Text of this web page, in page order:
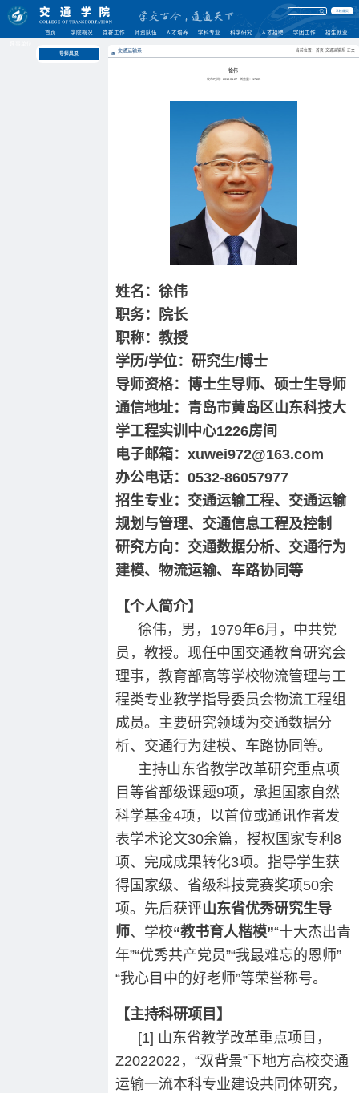
学校首页
首页 学院概况 党群工作 师资队伍 人才培养 学科专业 科学研究 人才招聘 学团工作 招生就业
导师风采
交通运输系 当前位置：首页-交通运输系-正文
徐伟
发布时间：2018-01-27 浏览量：17105
姓名：徐伟
职务：院长
职称：教授
学历/学位：研究生/博士
导师资格：博士生导师、硕士生导师
通信地址：青岛市黄岛区山东科技大
学工程实训中心1226房间
电子邮箱：xuwei972@163.com
办公电话：0532-86057977
招生专业：交通运输工程、交通运输
规划与管理、交通信息工程及控制
研究方向：交通数据分析、交通行为
建模、物流运输、车路协同等
【个人简介】
徐伟，男，1979年6月，中共党
员，教授。现任中国交通教育研究会
理事，教育部高等学校物流管理与工
程类专业教学指导委员会物流工程组
成员。主要研究领域为交通数据分
析、交通行为建模、车路协同等。
主持山东省教学改革研究重点项
目等省部级课题9项，承担国家自然
科学基金4项，以首位或通讯作者发
表学术论文30余篇，授权国家专利8
项、完成成果转化3项。指导学生获
得国家级、省级科技竞赛奖项50余
项。先后获评山东省优秀研究生导
师、学校“教书育人楷模”“十大杰出青
年”“优秀共产党员”“我最难忘的恩师”
“我心目中的好老师”等荣誉称号。
【主持科研项目】
[1] 山东省教学改革重点项目，
Z2022022，“双背景”下地方高校交通
运输一流本科专业建设共同体研究，